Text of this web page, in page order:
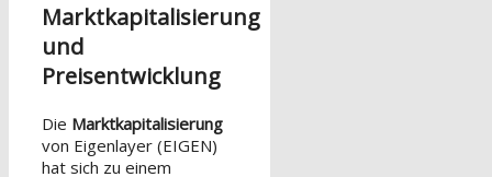
Marktkapitalisierung
und
Preisentwicklung
Die Marktkapitalisierung
von Eigenlayer (EIGEN)
hat sich zu einem